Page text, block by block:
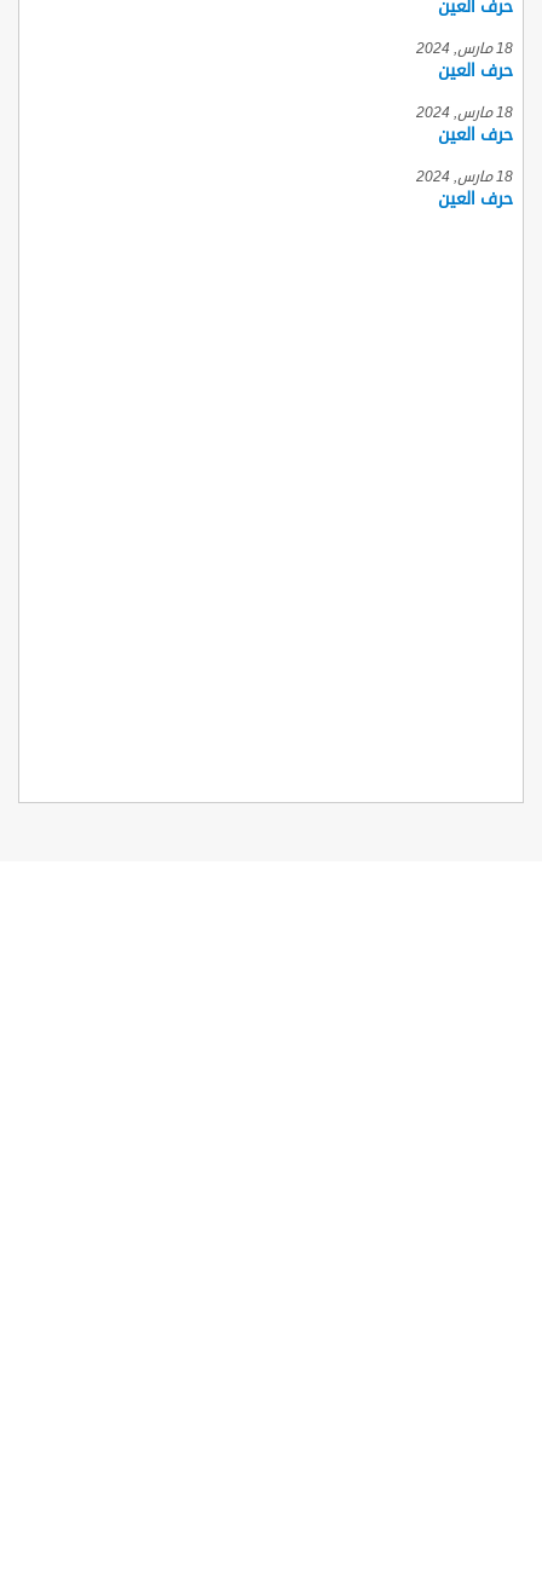
حرف العين
18 مارس, 2024
حرف العين
18 مارس, 2024
حرف العين
18 مارس, 2024
حرف العين